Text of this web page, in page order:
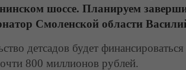
шоссе. Планируем
Смоленской области
детсадов будет
800 миллионов рублей.